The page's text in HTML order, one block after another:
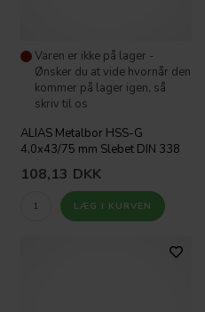
Varen er ikke på lager -
Ønsker du at vide hvornår den
kommer på lager igen, så
skriv til os
ALIAS Metalbor HSS-G
4,0x43/75 mm Slebet DIN 338
108,13 DKK